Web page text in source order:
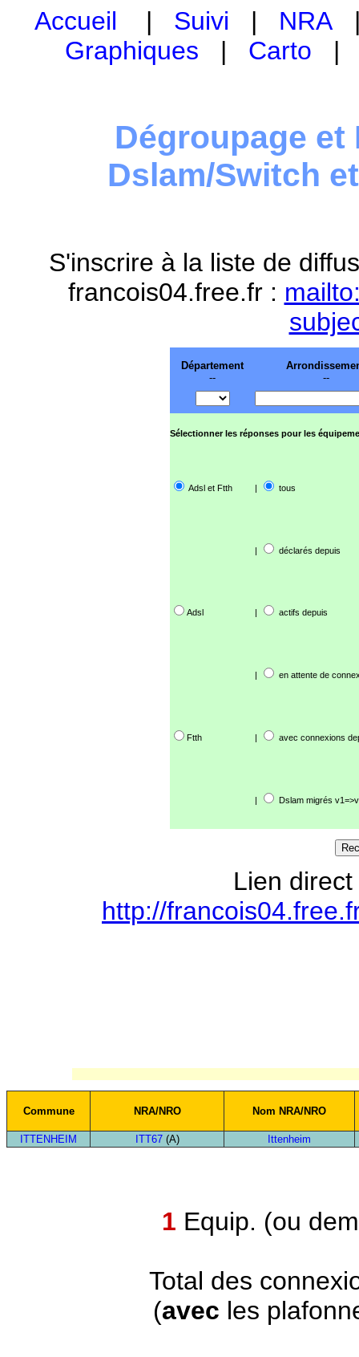
Accueil | Suivi | NRA
Graphiques | Carto
Dégroupage et
Dslam/Switch
S'inscrire à la liste de
francois04.free.fr :
Département
--
--
Sélectionner les réponses pour les
Adsl et Ftth | tous
| déclarés depuis
Adsl | actifs depuis
| en attente de
Ftth | avec connexions
| Dslam migrés
Lien
http://
Commune NRA/NRO Nom NRA/NRO
ITTENHEIM ITT67(A) Ittenheim
1 Equip. (ou
Total des
(avec les